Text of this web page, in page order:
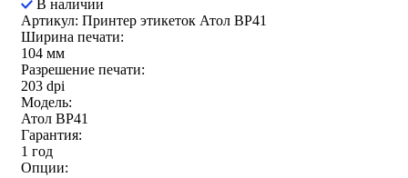
В наличии
Артикул: Принтер этикеток Атол ВР41
Ширина печати:
104 мм
Разрешение печати:
203 dpi
Модель:
Атол BP41
Гарантия:
1 год
Опции: